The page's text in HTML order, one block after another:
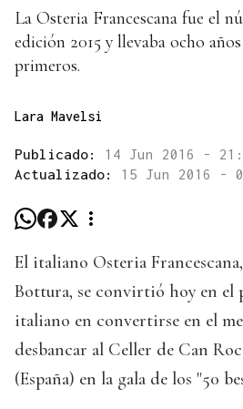
La Osteria Francescana fue el
edición 2015 y llevaba ocho
primeros.
Lara Mavelsi
Publicado: 14 Jun 2016 -
Actualizado: 15 Jun 2016 -
El italiano Osteria
Bottura, se convirtió hoy en el
italiano en convertirse en el
desbancar al Celler de Can
(España) en la gala de los "50